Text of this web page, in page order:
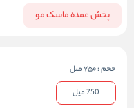
پخش عمده ماسک مو
حجم:750 میل
750 میل